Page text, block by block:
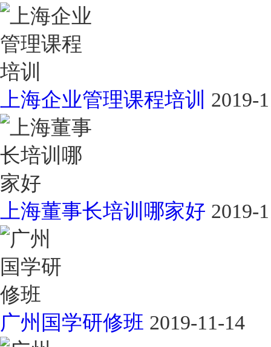
上海企业管理课程培训 2019-
上海董事长培训哪家好 2019-
广州国学研修班 2019-11-14